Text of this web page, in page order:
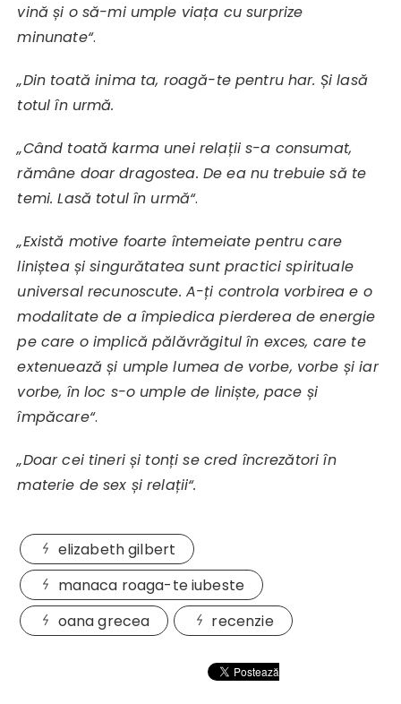
vină și o să-mi umple viața cu surprize
minunate“.
„Din toată inima ta, roagă-te pentru har. Și lasă
totul în urmă.
„Când toată karma unei relații s-a consumat,
rămâne doar dragostea. De ea nu trebuie să te
temi. Lasă totul în urmă“.
„Există motive foarte întemeiate pentru care
liniștea și singurătatea sunt practici spirituale
universal recunoscute. A-ți controla vorbirea e o
modalitate de a împiedica pierderea de energie
pe care o implică pălăvrăgitul în exces, care te
extenuează și umple lumea de vorbe, vorbe și iar
vorbe, în loc s-o umple de liniște, pace și
împăcare“.
„Doar cei tineri și tonți se cred încrezători în
materie de sex și relații“.
elizabeth gilbert
manaca roaga-te iubeste
oana grecea
recenzie